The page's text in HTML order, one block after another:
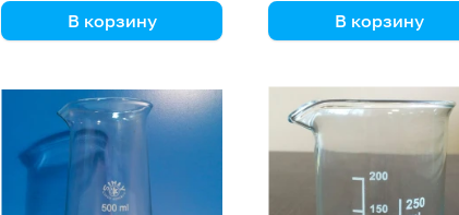
В корзину
(Кат. № 25/632 417 106
940) (Simax)
В корзину
(Кат. № 154/632 417 011
250) (Simax)